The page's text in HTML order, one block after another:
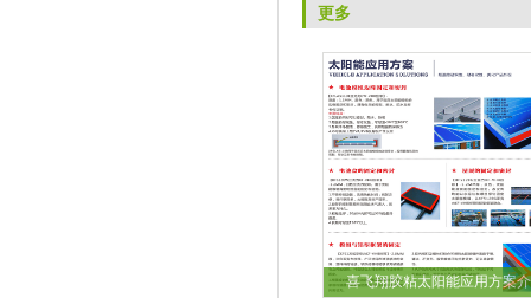
更多
喜飞翔胶粘太阳能应用方案